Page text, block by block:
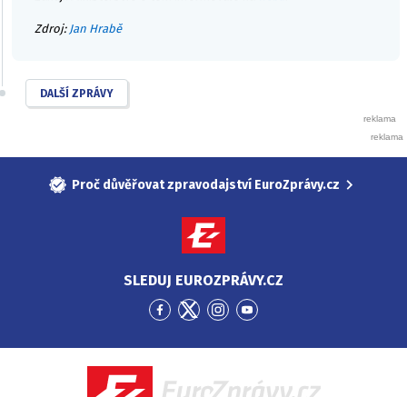
Zdroj: Jan Hrabě
DALŠÍ ZPRÁVY
Proč důvěřovat zpravodajství EuroZprávy.cz
SLEDUJ EUROZPRÁVY.CZ
Přejít
Facebook
Přejít
Twitter
Přejít
Instagram
Přejít
YouTube
EuroZprávy.cz